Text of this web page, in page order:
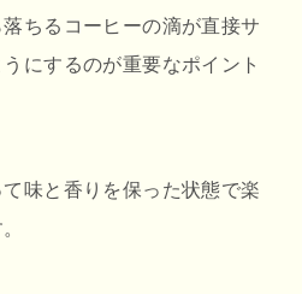
ちるコーヒーの滴が直接サ
にするのが重要なポイント
味と香りを保った状態で楽